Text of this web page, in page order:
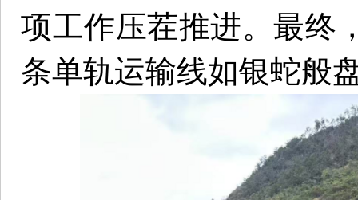
项工作压茬推进。最终
条单轨运输线如银蛇般